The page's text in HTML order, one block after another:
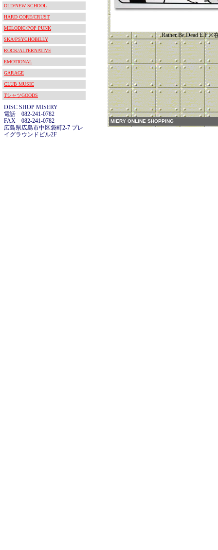
OLD/NEW SCHOOL
HARD CORE/CRUST
MELODIC/POP PUNK
SKA/PSYCHOBILLY
ROCK/ALTERNATIVE
EMOTIONAL
GARAGE
CLUB MUSIC
TシャツGOODS
DISC SHOP MISERY
電話 082-241-0782
FAX 082-241-0782
広島県広島市中区袋町2-7 プレ
イグラウンドビル2F
Rather Be Dead
MIERY ONLINE SHOPPING